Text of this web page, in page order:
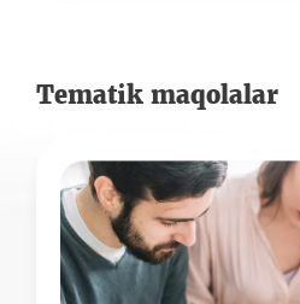
Tematik maqolalar